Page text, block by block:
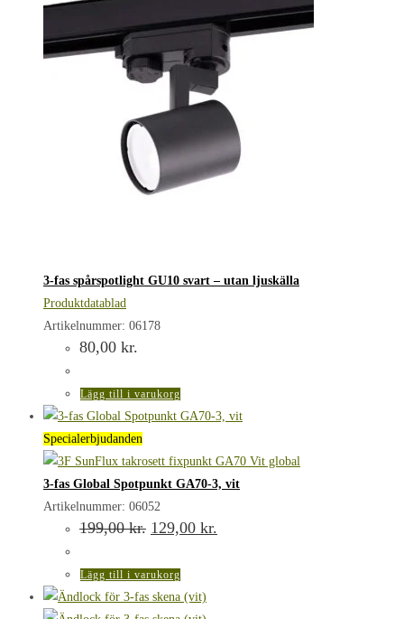
3-fas spårspotlight GU10 svart – utan ljuskälla
Produktdatablad
Artikelnummer: 06178
80,00 kr.
Lägg till i varukorg
Specialerbjudanden
3-fas Global Spotpunkt GA70-3, vit
Artikelnummer: 06052
199,00kr. Det
ursprungliga
var:
199,00 kr..
129,00 kr.
nuvarande
Lägg till i varukorg